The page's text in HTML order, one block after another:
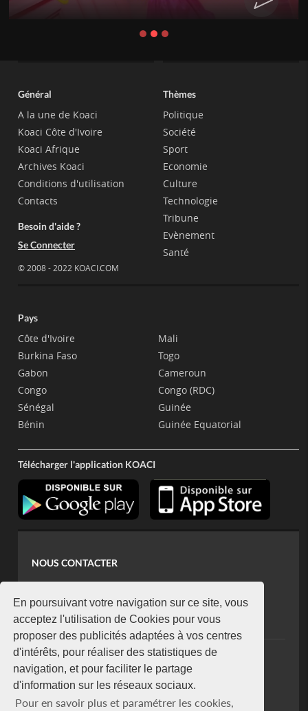
En poursuivant votre navigation sur ce site, vous
acceptez l'utilisation de Cookies pour vous
proposer des publicités adaptées à vos centres
d'intérêts, pour réaliser des statistiques de
navigation, et pour faciliter le partage
d'information sur les réseaux sociaux.
Pour en savoir plus et paramétrer les cookies,
Général
A la une de Koaci
Koaci Côte d'Ivoire
Koaci Afrique
Archives Koaci
Conditions d'utilisation
Contacts
Besoin d'aide ?
Se Connecter
© 2008 - 2022 KOACI.COM
Thèmes
Politique
Société
Sport
Economie
Culture
Technologie
Tribune
Evènement
Santé
Pays
Côte d'Ivoire
Burkina Faso
Gabon
Congo
Sénégal
Bénin
Mali
Togo
Cameroun
Congo (RDC)
Guinée
Guinée Equatorial
Télécharger l'application KOACI
NOUS CONTACTER
koaci@yahoo.fr
+225 07 08 85 52 93
NEWSLETTER
Restez connecté via notre newsletter
S'abonner